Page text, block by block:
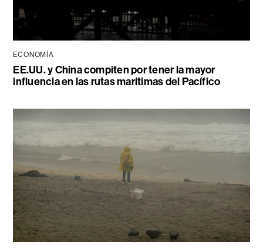
ECONOMÍA
EE.UU. y China compiten por tener la mayor
influencia en las rutas marítimas del Pacífico